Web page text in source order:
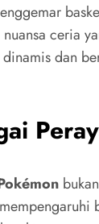
ceria
dan